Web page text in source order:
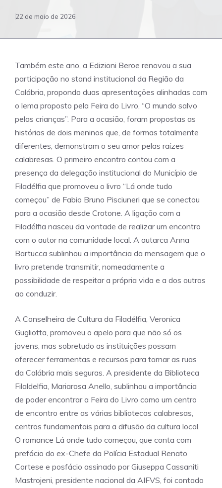
22 de maio de 2026
Também este ano, a Edizioni Beroe renovou a sua
participação no stand institucional da Região da
Calábria, propondo duas apresentações alinhadas com
o lema proposto pela Feira do Livro, “O mundo salvo
pelas crianças”. Para a ocasião, foram propostas as
histórias de dois meninos que, de formas totalmente
diferentes, demonstram o seu amor pelas raízes
calabresas. O primeiro encontro contou com a
presença da delegação institucional do Município de
Filadélfia que promoveu o livro “Lá onde tudo
começou” de Fabio Bruno Pisciuneri que se conectou
para a ocasião desde Crotone. A ligação com a
Filadélfia nasceu da vontade de realizar um encontro
com o autor na comunidade local. A autarca Anna
Bartucca sublinhou a importância da mensagem que o
livro pretende transmitir, nomeadamente a
possibilidade de respeitar a própria vida e a dos outros
ao conduzir.
A Conselheira de Cultura da Filadélfia, Veronica
Gugliotta, promoveu o apelo para que não só os
jovens, mas sobretudo as instituições possam
oferecer ferramentas e recursos para tornar as ruas
da Calábria mais seguras. A presidente da Biblioteca
Filaldelfia, Mariarosa Anello, sublinhou a importância
de poder encontrar a Feira do Livro como um centro
de encontro entre as várias bibliotecas calabresas,
centros fundamentais para a difusão da cultura local.
O romance Lá onde tudo começou, que conta com
prefácio do ex-Chefe da Polícia Estadual Renato
Cortese e posfácio assinado por Giuseppa Cassaniti
Mastrojeni, presidente nacional da AIFVS, foi contado